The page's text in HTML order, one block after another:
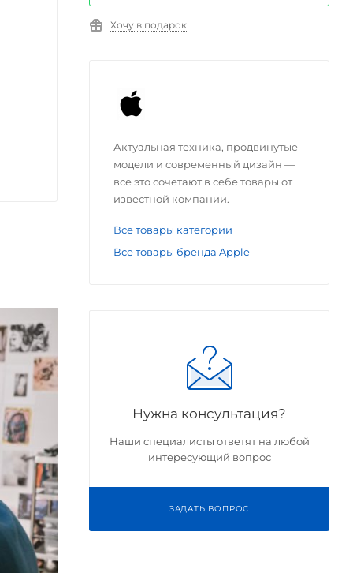
Хочу в подарок
Актуальная техника, продвинутые
модели и современный дизайн —
все это сочетают в себе товары от
известной компании.
Все товары категории
Все товары бренда Apple
Нужна консультация?
Наши специалисты ответят на любой
интересующий вопрос
ЗАДАТЬ ВОПРОС